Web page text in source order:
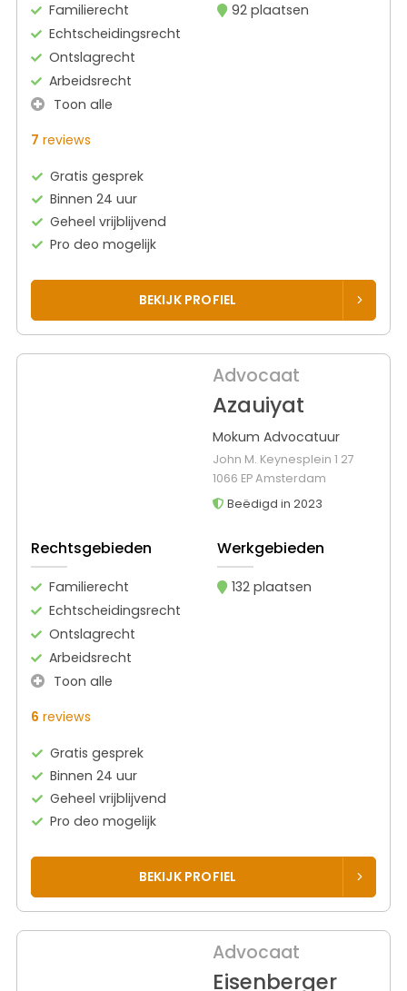
Familierecht
Echtscheidingsrecht
Ontslagrecht
Arbeidsrecht
Toon alle
92 plaatsen
7 reviews
Gratis gesprek
Binnen 24 uur
Geheel vrijblijvend
Pro deo mogelijk
BEKIJK PROFIEL
Advocaat
Azauiyat
Mokum Advocatuur
John M. Keynesplein 1 27
1066 EP Amsterdam
Beëdigd in 2023
Rechtsgebieden
Familierecht
Echtscheidingsrecht
Ontslagrecht
Arbeidsrecht
Toon alle
Werkgebieden
132 plaatsen
6 reviews
Gratis gesprek
Binnen 24 uur
Geheel vrijblijvend
Pro deo mogelijk
BEKIJK PROFIEL
Advocaat
Eisenberger